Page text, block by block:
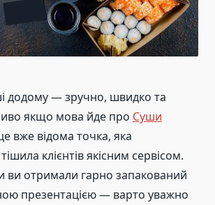
додому — зручно, швидко та
якщо мова йде про Суши
вже відома точка, яка
клієнтів якісним сервісом.
ви отримали гарно запакований
презентацією — варто уважно